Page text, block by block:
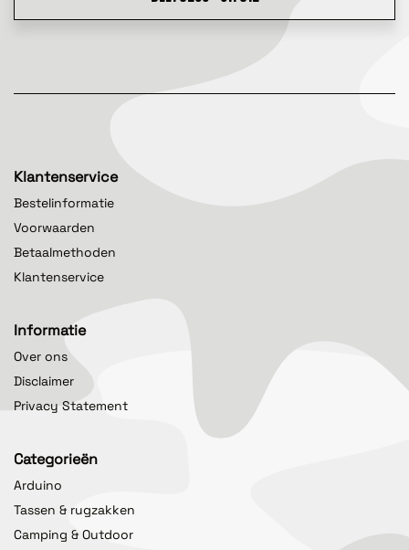
Klantenservice
Bestelinformatie
Voorwaarden
Betaalmethoden
Klantenservice
Informatie
Over ons
Disclaimer
Privacy Statement
Categorieën
Arduino
Tassen & rugzakken
Camping & Outdoor